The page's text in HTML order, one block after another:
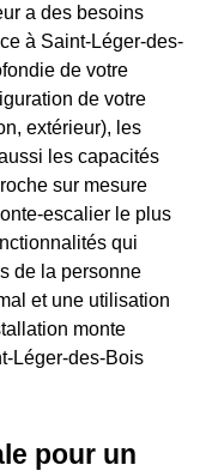
a des besoins
à Saint-Léger-des-
de votre
de votre
extérieur), les
les capacités
sur mesure
escalier le plus
qui
de la personne
et une utilisation
monte
Léger-des-Bois
pour un